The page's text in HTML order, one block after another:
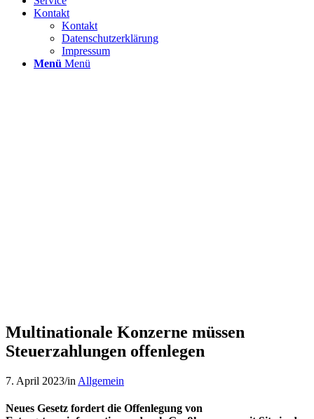
Kontakt
Kontakt
Datenschutzerklärung
Impressum
Menü Menü
Multinationale Konzerne müssen
Steuerzahlungen offenlegen
7. April 2023/in Allgemein
Neues Gesetz fordert die Offenlegung von